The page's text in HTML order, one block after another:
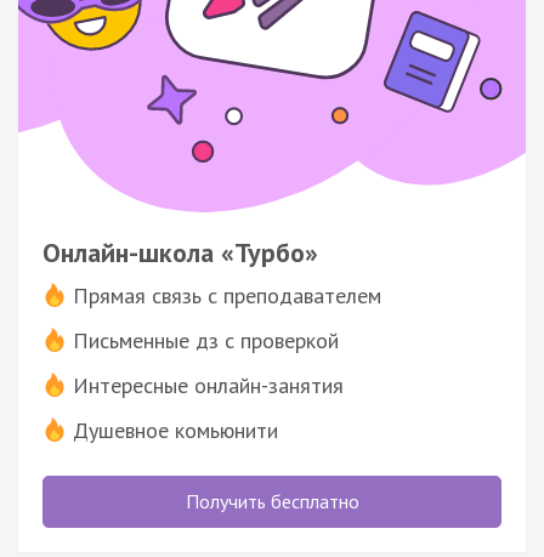
Онлайн-школа «Турбо»
Прямая связь с преподавателем
Письменные дз с проверкой
Интересные онлайн-занятия
Душевное комьюнити
Получить бесплатно